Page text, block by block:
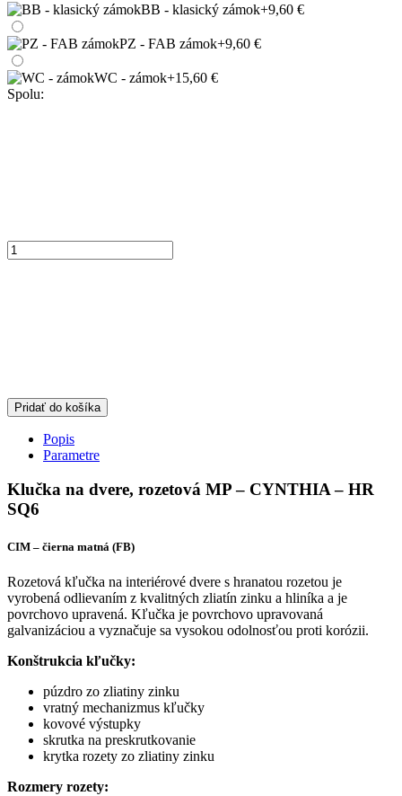
BB - klasický zámok+9,60 €
PZ - FAB zámok+9,60 €
WC - zámok+15,60 €
Spolu:
Pridať do košíka
Popis
Parametre
Klučka na dvere, rozetová MP – CYNTHIA – HR
SQ6
CIM – čierna matná (FB)
Rozetová kľučka na interiérové dvere s hranatou rozetou je
vyrobená odlievaním z kvalitných zliatín zinku a hliníka a je
povrchovo upravená. Kľučka je povrchovo upravovaná
galvanizáciou a vyznačuje sa vysokou odolnosťou proti korózii.
Konštrukcia kľučky:
púzdro zo zliatiny zinku
vratný mechanizmus kľučky
kovové výstupky
skrutka na preskrutkovanie
krytka rozety zo zliatiny zinku
Rozmery rozety: